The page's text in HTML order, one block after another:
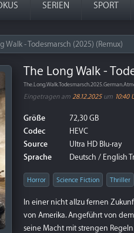
SERIEN SPORT
Walk - Todesmarsch (2025) (Remux)
The Long Walk -
Eingetragen am 28.12.2025um 10:40
Größe
72,30 GB
Codec
HEVC
Source
Ultra HD Blu-ray
Sprache
Deutsch / English
Horror Science Fiction Thriller
In einer nicht allzu fernen
von Amerika. Angeführt von
seine Macht mit strengen